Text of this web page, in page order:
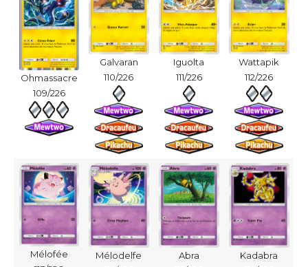
Ohmassacre
109/226
Galvaran
110/226
Iguolta
111/226
Wattapik
112/226
Mélofée
Mélodelfe
Abra
Kadabra